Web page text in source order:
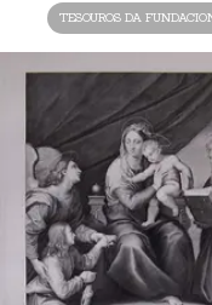
TESOUROS DA